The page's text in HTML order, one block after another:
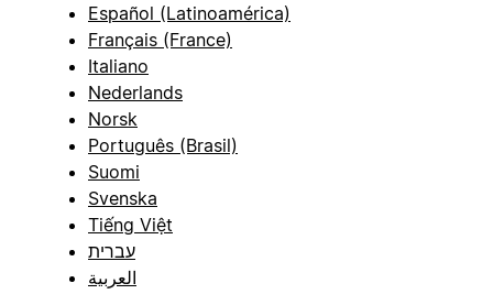
Español (Latinoamérica)
Français (France)
Italiano
Nederlands
Norsk
Português (Brasil)
Suomi
Svenska
Tiếng Việt
עברית
العربية